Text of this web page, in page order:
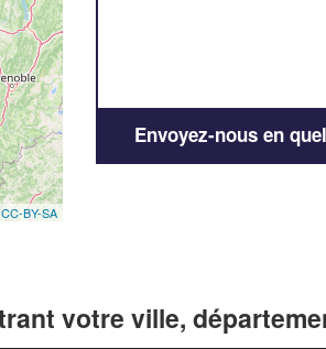
CC-BY-SA
Envoyez-nous en
votre ville,